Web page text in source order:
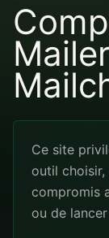
Ce site
outil
compromis
ou de